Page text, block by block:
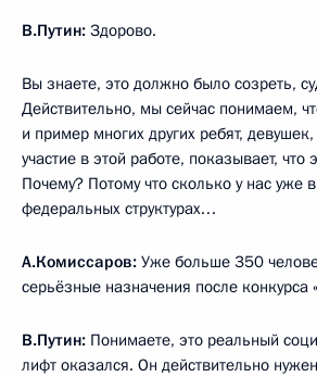
В.Путин: Здорово.
Вы знаете, это должно было созреть,
Действительно, мы сейчас понимаем,
и пример многих других ребят,
участие в этой работе, показывает, что
Почему? Потому что сколько у нас уже
федеральных структурах…
А.Комиссаров: Уже больше 350
серьёзные назначения после конкурса
В.Путин: Понимаете, это реальный
лифт оказался. Он действительно